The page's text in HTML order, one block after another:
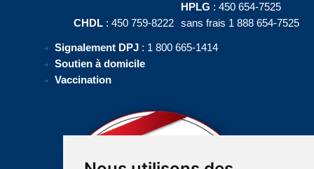
CHDL : 450 759-8222
HPLG : 450 654-7525
sans frais 1 888 654-7525
Signalement DPJ : 1 800 665-1414
Soutien à domicile
Vaccination